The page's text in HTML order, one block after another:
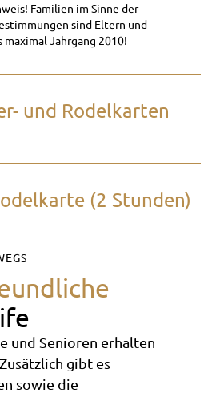
Familien im Sinne der
sind Eltern und
Jahrgang 2010!
und Rodelkarten
(2 Stunden)
und Senioren erhalten
gibt es
sowie die